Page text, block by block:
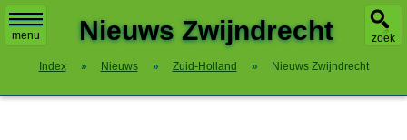
menu zoek
Nieuws Zwijndrecht
Index » Nieuws » Zuid-Holland » Nieuws Zwijndrecht